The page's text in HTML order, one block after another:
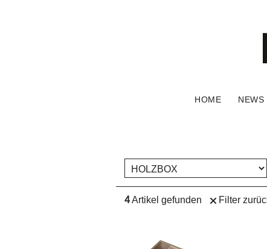
HOME NEWS
4Artikel gefunden Filter